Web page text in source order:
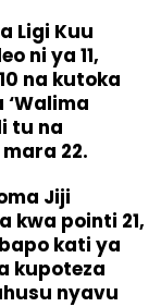
Ligi Kuu
ni ya 11,
na kutoka
tu na
22.
Jiji
kwa pointi 21,
kati ya
kupoteza
nyavu